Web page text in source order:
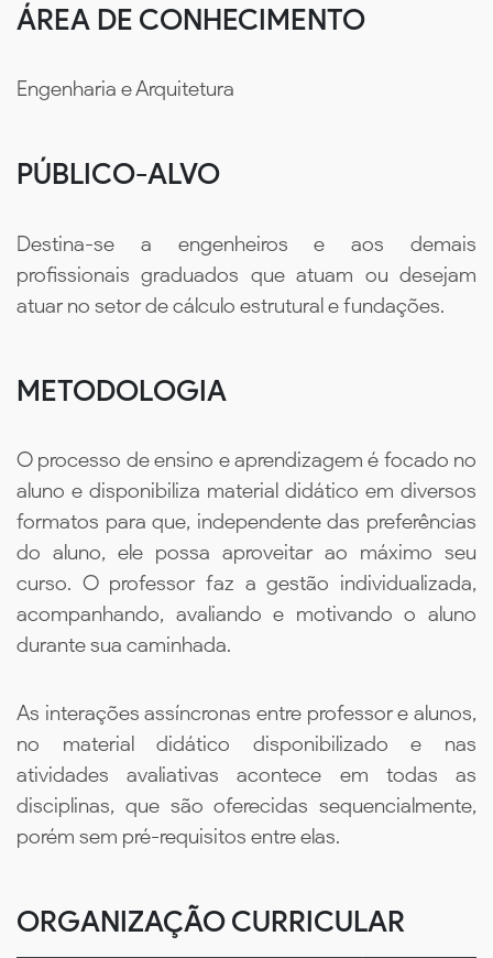
ÁREA DE CONHECIMENTO
Engenharia e Arquitetura
PÚBLICO-ALVO
Destina-se a engenheiros e aos demais
profissionais graduados que atuam ou desejam
atuar no setor de cálculo estrutural e fundações.
METODOLOGIA
O processo de ensino e aprendizagem é focado no
aluno e disponibiliza material didático em diversos
formatos para que, independente das preferências
do aluno, ele possa aproveitar ao máximo seu
curso. O professor faz a gestão individualizada,
acompanhando, avaliando e motivando o aluno
durante sua caminhada.
As interações assíncronas entre professor e alunos,
no material didático disponibilizado e nas
atividades avaliativas acontece em todas as
disciplinas, que são oferecidas sequencialmente,
porém sem pré-requisitos entre elas.
ORGANIZAÇÃO CURRICULAR